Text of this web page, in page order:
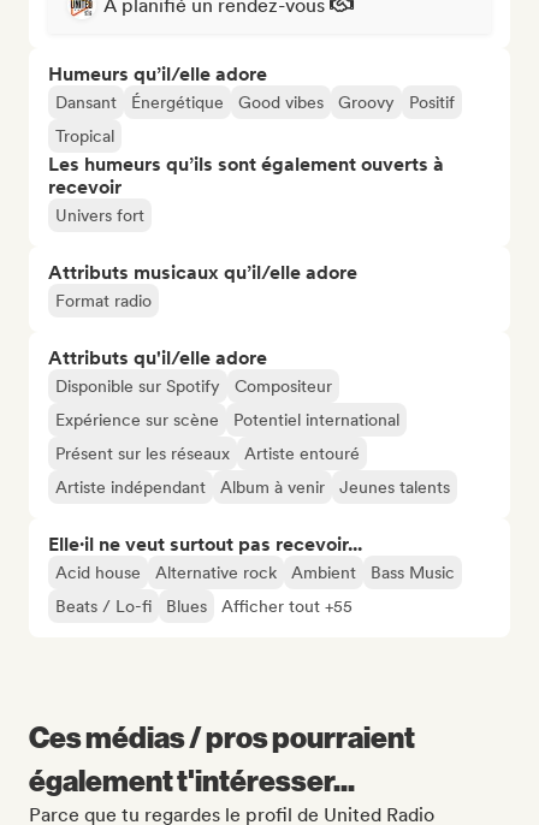
A planifié un rendez-vous
Humeurs qu’il/elle adore
Dansant Énergétique Good vibes Groovy
Positif
Tropical
Les humeurs qu’ils sont également ouverts à
recevoir
Univers fort
Attributs musicaux qu’il/elle adore
Format radio
Attributs qu'il/elle adore
Disponible sur Spotify
Compositeur
Expérience sur scène
Potentiel international
Présent sur les réseaux
Artiste entouré
Artiste indépendant
Album à venir Jeunes talents
Elle·il ne veut surtout pas recevoir...
Acid house Alternative rock Ambient
Bass Music
Beats / Lo-fi
Blues Afficher tout +55
Ces médias / pros pourraient
également t'intéresser...
Parce que tu regardes le profil de United Radio